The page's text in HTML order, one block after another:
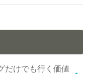
だけでも行く価値